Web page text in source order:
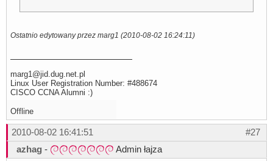
Ostatnio edytowany przez marg1 (2010-08-02 16:24:11)
marg1@jid.dug.net.pl
Linux User Registration Number: #488674
CISCO CCNA Alumni :)
Offline
#27
2010-08-02 16:41:51
azhag - Admin łajza